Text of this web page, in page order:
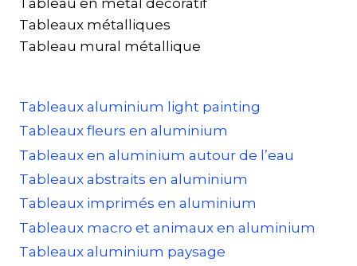
Tableau en métal décoratif
Tableaux métalliques
Tableau mural métallique
Tableaux aluminium light painting
Tableaux fleurs en aluminium
Tableaux en aluminium autour de l’eau
Tableaux abstraits en aluminium
Tableaux imprimés en aluminium
Tableaux macro et animaux en aluminium
Tableaux aluminium paysage